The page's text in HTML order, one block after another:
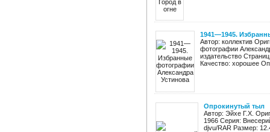
1941—1945.
Автор: коллектив
фотографии
издательство
Качество: хорошее
Опрокинутый тыл
Автор: Эйхе Г.Х.
1966 Серия:
djvu/RAR Размер: